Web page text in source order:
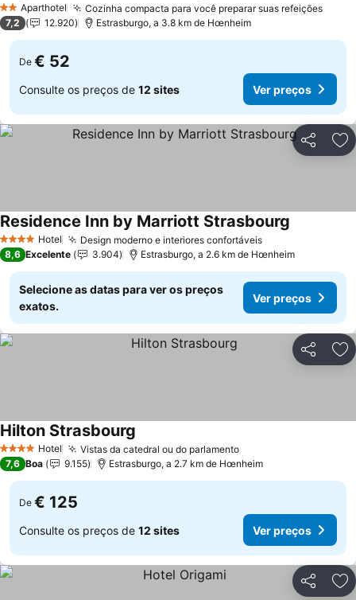
2 EstrelasAparthotel Cozinha compacta para você preparar suas refeiçõesVer
7,2 12.920 Estrasburgo, a 3.8 km de Hœnheim
De € 52
Consulte os preços de 12 sites Ver preços
Partilhar
4 EstrelasHotel Design moderno e interiores confortáveisVer preços
Residence Inn by Marriott Strasbourg
8,6 Excelente 3.904 Estrasburgo, a 2.6 km de Hœnheim
Selecione as datas para ver os preços
exatos.
Ver preços
Partilhar
4 EstrelasHotel Vistas da catedral ou do parlamentoVer preços
Hilton Strasbourg
7,6 Boa 9.155 Estrasburgo, a 2.7 km de Hœnheim
De € 125
Consulte os preços de 12 sites Ver preços
Partilhar